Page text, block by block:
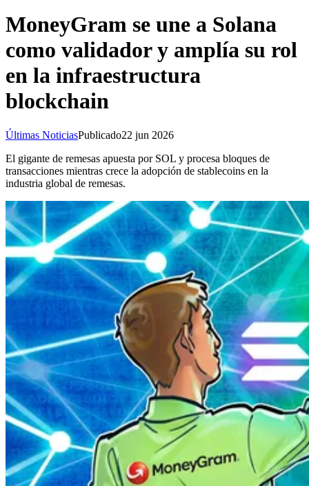
MoneyGram se une a Solana
como validador y amplía su rol
en la infraestructura
blockchain
Últimas NoticiasPublicado22 jun 2026
El gigante de remesas apuesta por SOL y procesa bloques de
transacciones mientras crece la adopción de stablecoins en la
industria global de remesas.